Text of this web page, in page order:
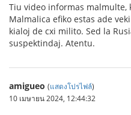
Tiu video informas malmulte,
Malmalica efiko estas ade
kialoj de cxi milito. Sed la
suspektindaj. Atentu.
amigueo (แสดงโปรไฟล์)
10 เมษายน 2024, 12:44:32